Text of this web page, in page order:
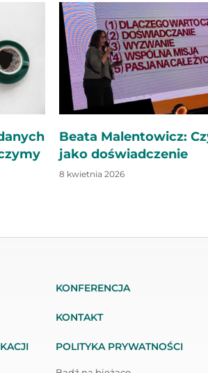
Beata Malentowicz:
jako doświadczenie
8 kwietnia 2026
KONFERENCJA
KONTAKT
POLITYKA PRYWATNOŚCI